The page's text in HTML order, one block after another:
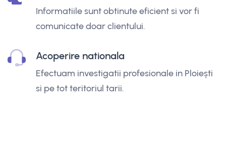
Informatiile sunt obtinute eficient si vor fi
comunicate doar clientului.
Acoperire nationala
Efectuam investigatii profesionale in Ploiești
si pe tot teritoriul tarii.